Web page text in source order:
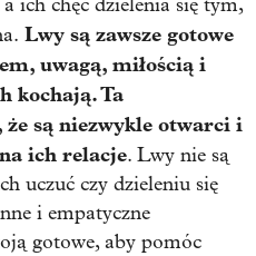
ich chęć dzielenia się tym,
Lwy są zawsze gotowe
uwagą, miłością i
kochają. Ta
są niezwykle otwarci i
ich relacje. Lwy nie są
uczuć czy dzieleniu się
i empatyczne
gotowe, aby pomóc